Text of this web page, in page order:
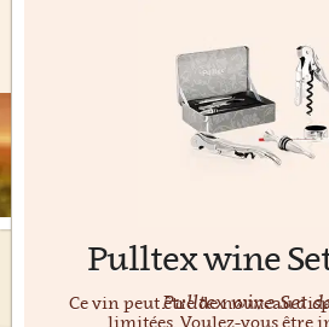
Pulltex wine
Pulltex wine Set
Ce vin peut être de nouveau
limitées. Voulez-vous être